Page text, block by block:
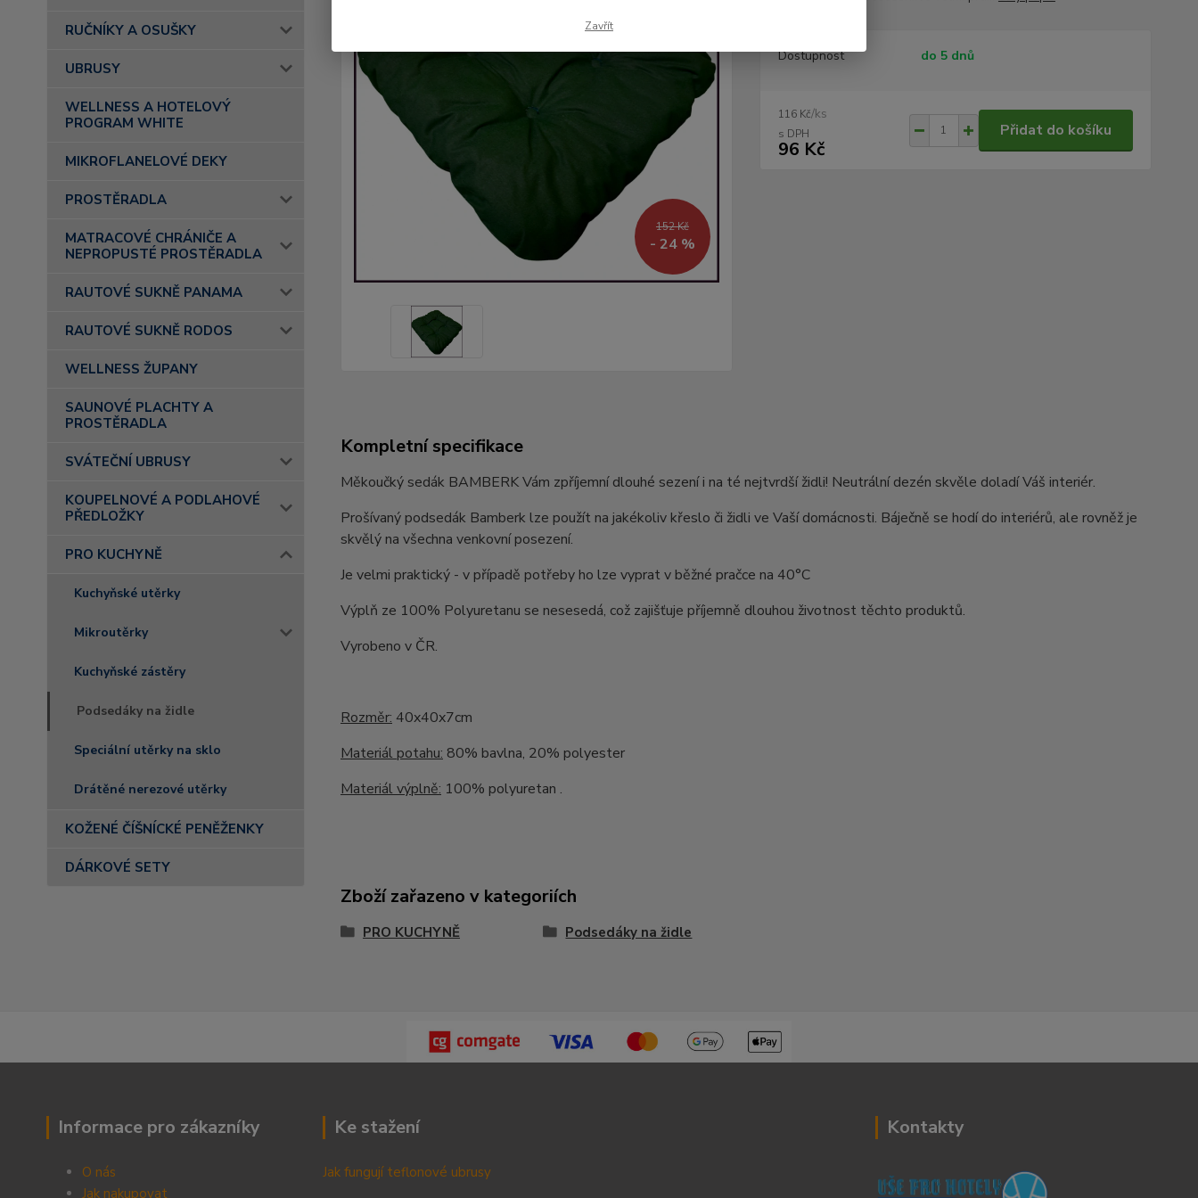
RUČNÍKY A OSUŠKY
UBRUSY
WELLNESS A HOTELOVÝ
PROGRAM WHITE
MIKROFLANELOVÉ DEKY
PROSTĚRADLA
MATRACOVÉ CHRÁNIČE A
NEPROPUSTÉ PROSTĚRADLA
RAUTOVÉ SUKNĚ PANAMA
RAUTOVÉ SUKNĚ RODOS
WELLNESS ŽUPANY
SAUNOVÉ PLACHTY A
PROSTĚRADLA
SVÁTEČNÍ UBRUSY
KOUPELNOVÉ A PODLAHOVÉ
PŘEDLOŽKY
PRO KUCHYNĚ
Kuchyňské utěrky
Mikroutěrky
Kuchyňské zástěry
Podsedáky na židle
Speciální utěrky na sklo
Drátěné nerezové utěrky
KOŽENÉ ČÍŠNÍCKÉ PENĚŽENKY
DÁRKOVÉ SETY
152 Kč
- 24 %
Dostupnost do 5 dnů
116 Kč/ks
96 Kč
Přidat do košíku
Kompletní specifikace
Měkoučký sedák BAMBERK Vám zpříjemní dlouhé sezení i na té nejtvrdší židli! Neutrální dezén skvěle doladí Váš interiér.
Prošívaný podsedák Bamberk lze použít na jakékoliv křeslo či židli ve Vaší domácnosti. Báječně se hodí do interiérů, ale rovněž je
skvělý na všechna venkovní posezení.
Je velmi praktický - v případě potřeby ho lze vyprat v běžné pračce na 40°C
Výplň ze 100% Polyuretanu se nesesedá, což zajišťuje příjemně dlouhou životnost těchto produktů.
Vyrobeno v ČR.
Rozměr: 40x40x7cm
Materiál potahu: 80% bavlna, 20% polyester
Materiál výplně: 100% polyuretan .
Zboží zařazeno v kategoriích
PRO KUCHYNĚ Podsedáky na židle
Informace pro zákazníky
O nás
Jak nakupovat
Ke stažení
Jak fungují teflonové ubrusy
Kontakty
Zavřít